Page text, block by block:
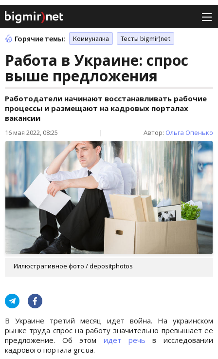
Горячие темы: Коммуналка Тесты bigmir)net
Работа в Украине: спрос
выше предложения
Работодатели начинают восстанавливать рабочие
процессы и размещают на кадровых порталах
вакансии
16 мая 2022, 08:25 | Автор: Ольга Опенько
Иллюстративное фото / depositphotos
В Украине третий месяц идет война. На украинском
рынке труда спрос на работу значительно превышает ее
предложение. Об этом идет речь в исследовании
кадрового портала grc.ua.